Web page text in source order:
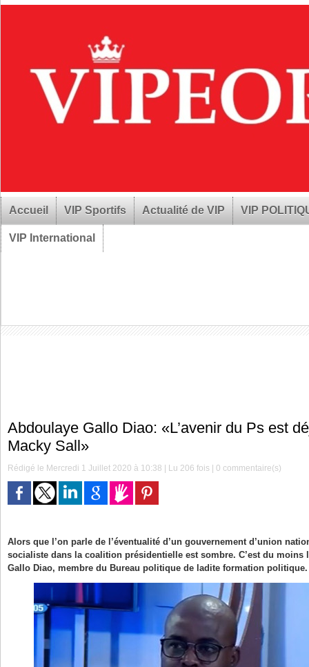
Accueil VIP Sportifs Actualité de VIP VIP
VIP International
Abdoulaye Gallo Diao: «L’avenir du Ps est
Macky Sall»
Rédigé le Mercredi 1 Juillet 2020 à 10:38 | Lu 206 fois |0 commentaire(s)
Alors que l’on parle de l’éventualité d’un gouvernement d’union
socialiste dans la coalition présidentielle est sombre. C’est du moins
Gallo Diao, membre du Bureau politique de ladite formation politique.